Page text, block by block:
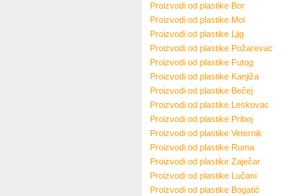
Proizvodi od plastike Bor
Proizvodi od plastike Mol
Proizvodi od plastike Ljig
Proizvodi od plastike Požarevac
Proizvodi od plastike Futog
Proizvodi od plastike Kanjiža
Proizvodi od plastike Bečej
Proizvodi od plastike Leskovac
Proizvodi od plastike Priboj
Proizvodi od plastike Veternik
Proizvodi od plastike Ruma
Proizvodi od plastike Zaječar
Proizvodi od plastike Lučani
Proizvodi od plastike Bogatić